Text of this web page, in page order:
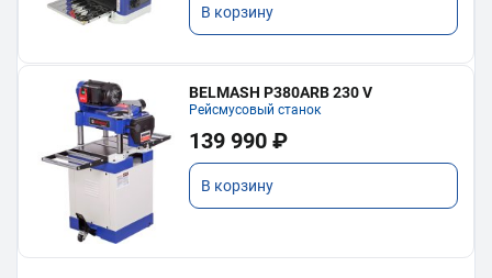
В корзину
BELMASH P380ARB 230 V
Рейсмусовый станок
139 990 ₽
В корзину